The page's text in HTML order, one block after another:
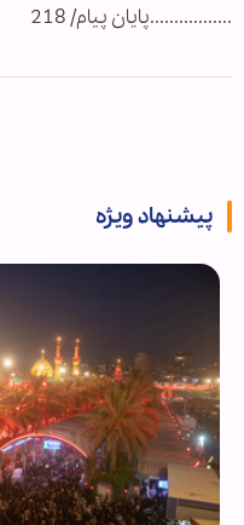
.................پایان پیام/ 218
پیشنهاد ویژه